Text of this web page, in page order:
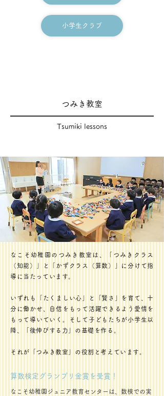
小学生クラブ
つみき教室
Tsumiki lessons
なこそ幼稚園のつみき教室は、「つみきクラス
（知能）」と「かずクラス（算数）」に分けて指
導に当たっています。
いずれも「たくましい心」と「賢さ」を育て、十
分に働かせ、自信をもって活躍できるよう愛情を
もって導いていく。そして子どもたちが小学生以
降、「後伸びする力」の基礎を作る。
それが「つみき教室」の役割と考えています。
算数検定グランプリ金賞を受賞！
なこそ幼稚園ジュニア教育センターは、数検での実